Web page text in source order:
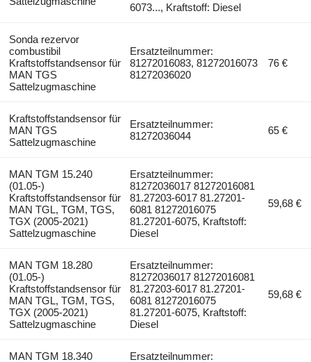
6073..., Kraftstoff: Diesel
Sonda rezervor
combustibil
Kraftstoffstandsensor für
MAN TGS
Sattelzugmaschine
Ersatzteilnummer:
81272016083, 81272016073
81272036020
76 €
Kraftstoffstandsensor für
MAN TGS
Sattelzugmaschine
Ersatzteilnummer:
81272036044
65 €
MAN TGM 15.240
(01.05-)
Kraftstoffstandsensor für
MAN TGL, TGM, TGS,
TGX (2005-2021)
Sattelzugmaschine
Ersatzteilnummer:
81272036017 81272016081
81.27203-6017 81.27201-
6081 81272016075
81.27201-6075, Kraftstoff:
Diesel
59,68 €
MAN TGM 18.280
(01.05-)
Kraftstoffstandsensor für
MAN TGL, TGM, TGS,
TGX (2005-2021)
Sattelzugmaschine
Ersatzteilnummer:
81272036017 81272016081
81.27203-6017 81.27201-
6081 81272016075
81.27201-6075, Kraftstoff:
Diesel
59,68 €
MAN TGM 18.340
Ersatzteilnummer: